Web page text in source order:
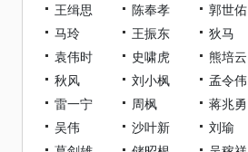
王缉思
陈奉孝
郭世佑
马玲
王振东
狄马
袁伟时
史啸虎
熊培云
秋风
刘小枫
孟令伟
雷一宁
周枫
蒋兆勇
吴伟
沙叶新
刘瑜